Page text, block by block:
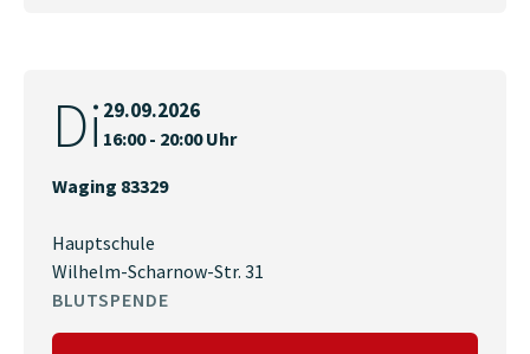
Di 29.09.2026
16:00 - 20:00 Uhr
Waging 83329
Hauptschule
Wilhelm-Scharnow-Str. 31
BLUTSPENDE